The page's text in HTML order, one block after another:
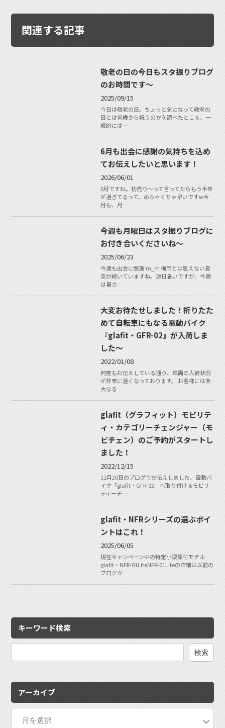
関連する記事
敬老の日の今日もスタ振りブログ
のお時間です〜
2025/09/15
今日は敬老の日。ちょっと気になって敬老の
日とは何歳から祝うのかを調べたところ、一
般的には…
6月も出会に感謝の気持ちを込め
てお伝えしたいと思います！
2026/06/01
6月ですね。初売り〜って言ってたらもう半年
が過ぎてるって、めちゃくちゃ早いですw今
月も、月…
今週も月曜日はスタ振りブログに
お付き合いくださいね〜
2025/06/23
今週も出会に感謝 m_m 梅雨とは思えない夏
空が続いていますね。連日暑いですが、今週
は暑さ…
大変お待たせしました！折りたた
めて自転車にもなる電動バイク
『glafit・GFR-02』が入荷しま
した〜
2022/01/08
何度もお伝えしている通り、車両の入荷状況
が非常に遅くなっております。 お客様には多
大なる…
glafit（グラフィット）モビリテ
ィ・カテゴリーチェンジャー（モ
ビチェン）のご予約がスタートし
ました！
2022/12/15
11月20日のブログでお伝えしました、電動バ
イク「glafit・GFR-02」へ取り付けるモビリ
ティーチ…
glafit・NFRシリーズの選ぶポイ
ントはこれ！
2025/06/05
現在キャンペーン中の特定小型原付モデル
glafit・NFR-01LiteNFR-01Liteの詳細は以前の
ブログか…
キーワード検索
アーカイブ